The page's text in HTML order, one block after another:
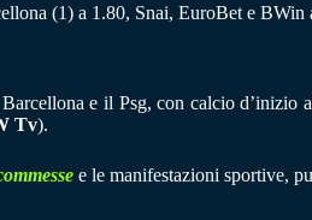
(1) a 1.80, Snai, EuroBet e BWin
e il Psg, con calcio
Tv).
e le manifestazioni sportive,